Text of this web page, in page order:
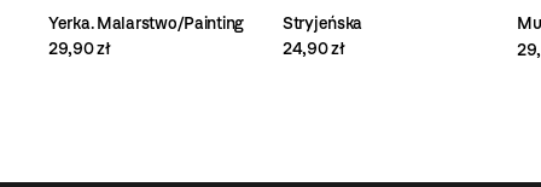
Yerka. Malarstwo/Painting
29,90 zł
Stryjeńska
24,90 zł